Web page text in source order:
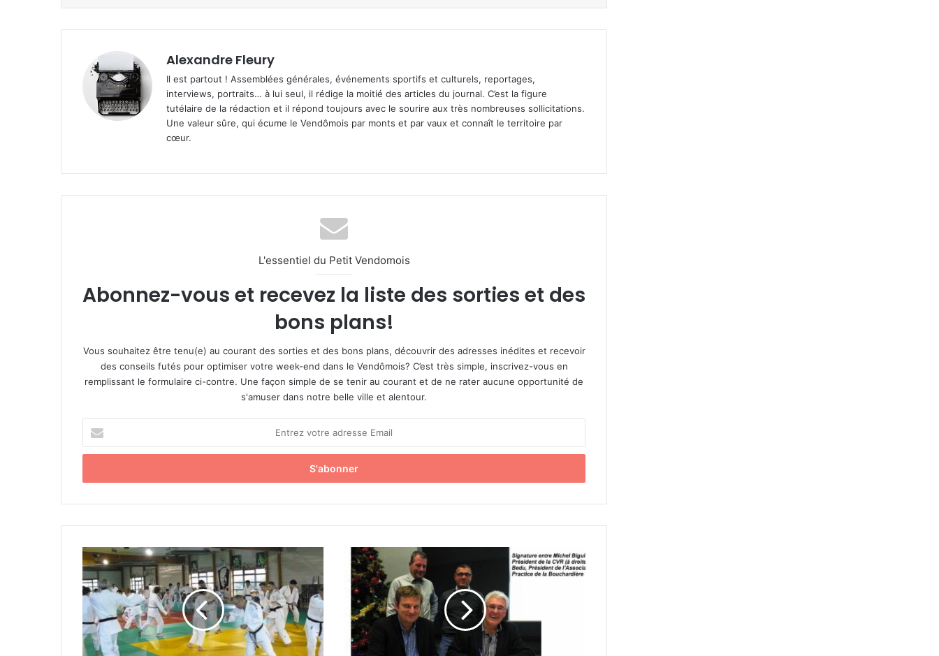
Alexandre Fleury
Il est partout ! Assemblées générales, événements sportifs et culturels, reportages,
interviews, portraits… à lui seul, il rédige la moitié des articles du journal. C’est la figure
tutélaire de la rédaction et il répond toujours avec le sourire aux très nombreuses sollicitations.
Une valeur sûre, qui écume le Vendômois par monts et par vaux et connaît le territoire par
cœur.
L'essentiel du Petit Vendomois
Abonnez-vous et recevez la liste des sorties et des
bons plans!
Vous souhaitez être tenu(e) au courant des sorties et des bons plans, découvrir des adresses inédites et recevoir
des conseils futés pour optimiser votre week-end dans le Vendômois? C’est très simple, inscrivez-vous en
remplissant le formulaire ci-contre. Une façon simple de se tenir au courant et de ne rater aucune opportunité de
s'amuser dans notre belle ville et alentour.
t
e
o
r
e
a
e
s
L
’
U
S
V
J
u